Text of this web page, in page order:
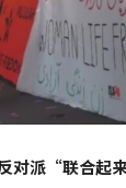
对派“联合起